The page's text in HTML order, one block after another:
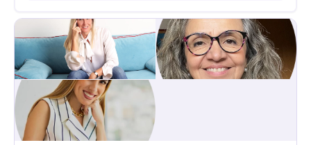
sintiéndote sostenida, acompañada y más segura de quién
eres. Mi misión es ayudarte a ordenar tu mundo interior, sanar
lo que aún pesa, fortalecer tu autoestima, transformar la
relación contigo misma y con quienes amas, y enseñarte
herramientas prácticas para navegar la vida familiar con amor,
límites sanos, serenidad y propósito. Trabajo desde una
mirada integral donde la mente, las emociones, la historia
familiar y la fe se encuentran para crear procesos
terapéuticos transformadores, cálidos y profundamente